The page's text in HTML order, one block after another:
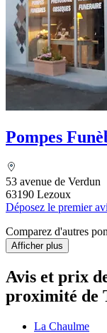
Pompes
53 avenue de Verdun
63190 Lezoux
Déposez le premier
Comparez d'autres
Afficher plus
Avis et prix
proximité de
La Chaulme